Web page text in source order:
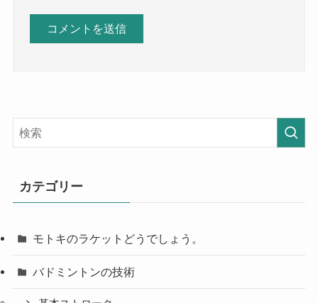
カテゴリー
モトキのラケットどうでしょう。
バドミントンの技術